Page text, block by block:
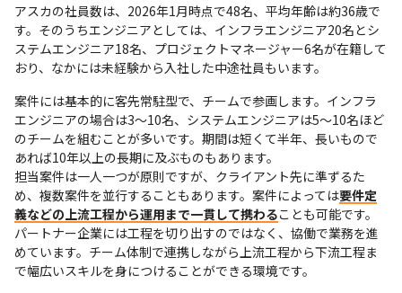
アスカの社員数は、2026年1月時点で48名、平均年齢は約36歳で
す。そのうちエンジニアとしては、インフラエンジニア20名とシ
ステムエンジニア18名、プロジェクトマネージャー6名が在籍して
おり、なかには未経験から入社した中途社員もいます。
案件には基本的に客先常駐型で、チームで参画します。インフラ
エンジニアの場合は3～10名、システムエンジニアは5～10名ほど
のチームを組むことが多いです。期間は短くて半年、長いもので
あれば10年以上の長期に及ぶものもあります。
担当案件は一人一つが原則ですが、クライアント先に準ずるた
め、複数案件を並行することもあります。案件によっては要件定
義などの上流工程から運用まで一貫して携わることも可能です。
パートナー企業には工程を切り出すのではなく、協働で業務を進
めています。チーム体制で連携しながら上流工程から下流工程ま
で幅広いスキルを身につけることができる環境です。